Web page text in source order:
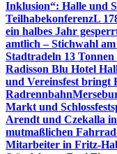
Inklusion“: Halle und
TeilhabekonferenzL
ein halbes Jahr
amtlich – Stichwahl
Stadtradeln 13 Tonnen
Radisson Blu Hotel
und Vereinsfest bringt
Radrennbahn
Markt und
Arendt und Czekalla
mutmaßlichen
Mitarbeiter in Fritz-